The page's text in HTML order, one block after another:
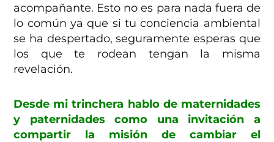
acompañante. Esto no es para nada fuera de
lo común ya que si tu conciencia ambiental
se ha despertado, seguramente esperas que
los que te rodean tengan la misma
revelación.
Desde mi trinchera hablo de maternidades
y paternidades como una invitación a
compartir la misión de cambiar el